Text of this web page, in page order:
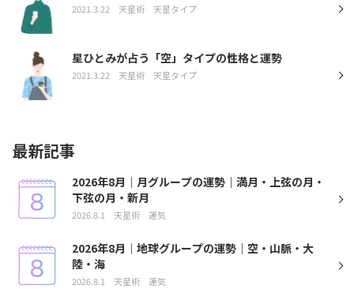
2021.3.22 天星術 天星タイプ
星ひとみが占う「空」タイプの性格と運勢
2021.3.22 天星術 天星タイプ
最新記事
2026年8月｜月グループの運勢｜満月・上弦の月・
下弦の月・新月
2026.8.1 天星術 運気
2026年8月｜地球グループの運勢｜空・山脈・大
陸・海
2026.8.1 天星術 運気